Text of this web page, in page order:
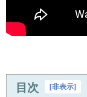
目次 [非表示]